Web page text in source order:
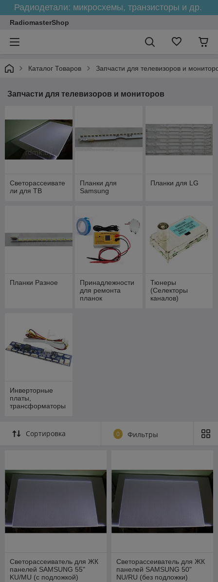
Радиодетали: микросхемы, транзисторы и др.
RadiomasterShop
Каталог Товаров Запчасти для телевизоров и
Запчасти для телевизоров и мониторов
Светорассеивате
ли для ТВ
Планки для
Samsung
Планки для LG
Планки Разное
Принадлежности
для ремонта
планок
Тюнеры
(Селекторы
каналов)
Инверторные
платы,
трансформаторы
Сортировка 0 Фильтры
Светорассеиватель для ЖК
панелей SAMSUNG 55"
KU/MU (c подложкой)
Светорассеиватель для ЖК
панелей SAMSUNG 50"
NU/RU (без подложки)